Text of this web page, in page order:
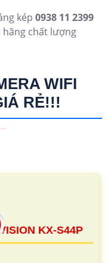
kép 0938 11 2399
hãng chất lượng
WIFI
RẺ!!!
KX-S44P